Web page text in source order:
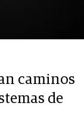
caminos
de